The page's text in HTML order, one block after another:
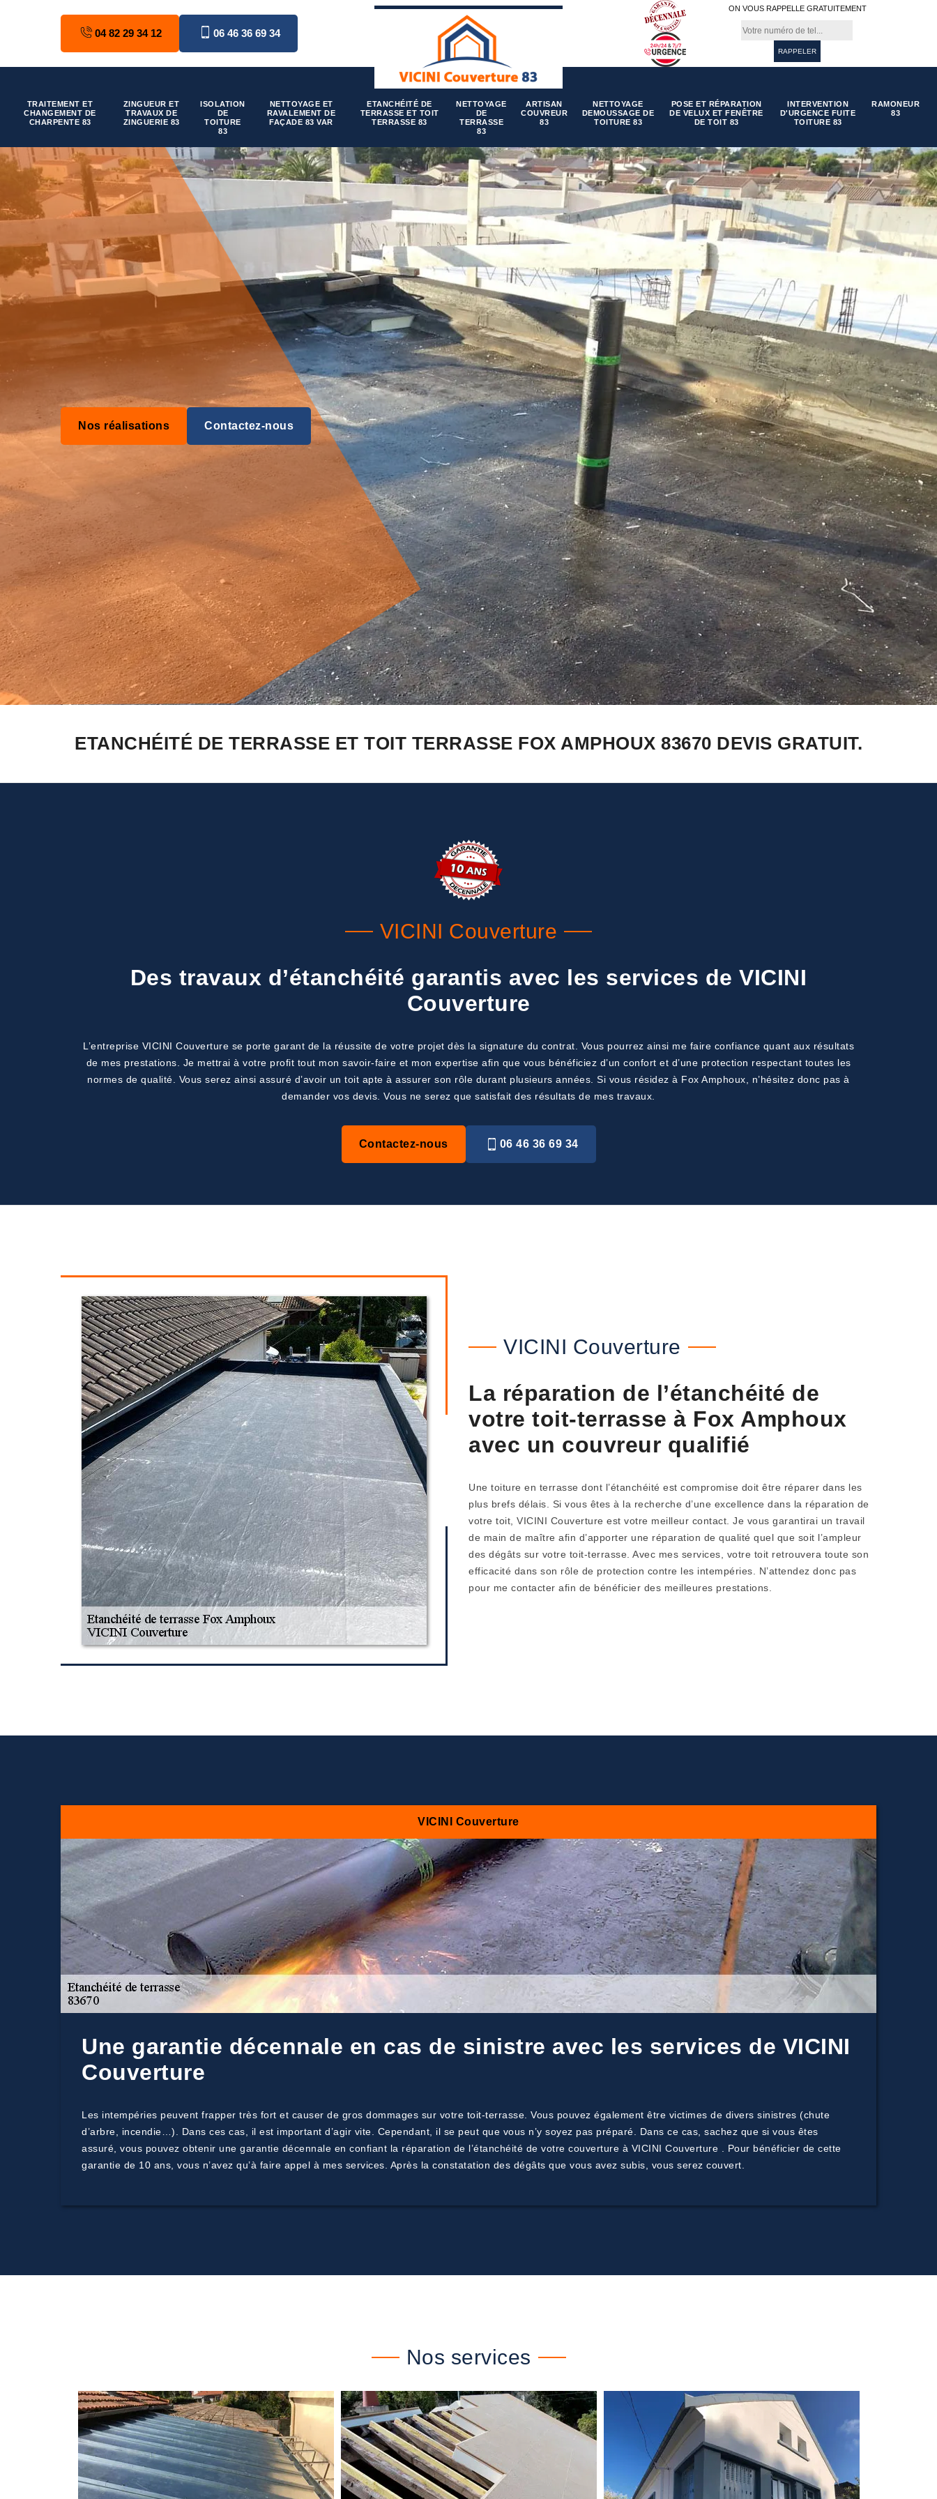
04 82 29 34 12 06 46 36 69 34
ON VOUS RAPPELLE GRATUITEMENT
TRAITEMENT ET
CHANGEMENT DE
CHARPENTE 83
ZINGUEUR ET
TRAVAUX DE
ZINGUERIE 83
ISOLATION
DE
TOITURE
83
NETTOYAGE ET
RAVALEMENT DE
FAÇADE 83 VAR
ETANCHÉITÉ DE
TERRASSE ET TOIT
TERRASSE 83
NETTOYAGE
DE
TERRASSE
83
ARTISAN
COUVREUR
83
NETTOYAGE
DEMOUSSAGE DE
TOITURE 83
POSE ET RÉPARATION
DE VELUX ET FENÊTRE
DE TOIT 83
INTERVENTION
D'URGENCE FUITE
TOITURE 83
RAMONEUR
83
Nos réalisations Contactez-nous
ETANCHÉITÉ DE TERRASSE ET TOIT TERRASSE FOX AMPHOUX 83670 DEVIS GRATUIT.
VICINI Couverture
Des travaux d’étanchéité garantis avec les services de VICINI
Couverture
L’entreprise VICINI Couverture se porte garant de la réussite de votre projet dès la signature du contrat. Vous pourrez ainsi me faire confiance quant aux résultats
de mes prestations. Je mettrai à votre profit tout mon savoir-faire et mon expertise afin que vous bénéficiez d’un confort et d’une protection respectant toutes les
normes de qualité. Vous serez ainsi assuré d’avoir un toit apte à assurer son rôle durant plusieurs années. Si vous résidez à Fox Amphoux, n’hésitez donc pas à
demander vos devis. Vous ne serez que satisfait des résultats de mes travaux.
Contactez-nous 06 46 36 69 34
VICINI Couverture
La réparation de l’étanchéité de
votre toit-terrasse à Fox Amphoux
avec un couvreur qualifié
Une toiture en terrasse dont l’étanchéité est compromise doit être réparer dans les
plus brefs délais. Si vous êtes à la recherche d’une excellence dans la réparation de
votre toit, VICINI Couverture est votre meilleur contact. Je vous garantirai un travail
de main de maître afin d’apporter une réparation de qualité quel que soit l’ampleur
des dégâts sur votre toit-terrasse. Avec mes services, votre toit retrouvera toute son
efficacité dans son rôle de protection contre les intempéries. N’attendez donc pas
pour me contacter afin de bénéficier des meilleures prestations.
VICINI Couverture
Une garantie décennale en cas de sinistre avec les services de VICINI
Couverture
Les intempéries peuvent frapper très fort et causer de gros dommages sur votre toit-terrasse. Vous pouvez également être victimes de divers sinistres (chute
d’arbre, incendie…). Dans ces cas, il est important d’agir vite. Cependant, il se peut que vous n’y soyez pas préparé. Dans ce cas, sachez que si vous êtes
assuré, vous pouvez obtenir une garantie décennale en confiant la réparation de l’étanchéité de votre couverture à VICINI Couverture . Pour bénéficier de cette
garantie de 10 ans, vous n’avez qu’à faire appel à mes services. Après la constatation des dégâts que vous avez subis, vous serez couvert.
Nos services